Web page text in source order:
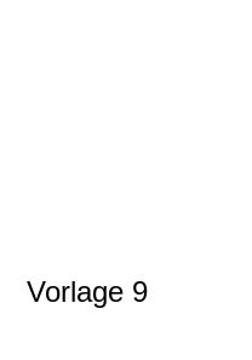
Vorlage 9